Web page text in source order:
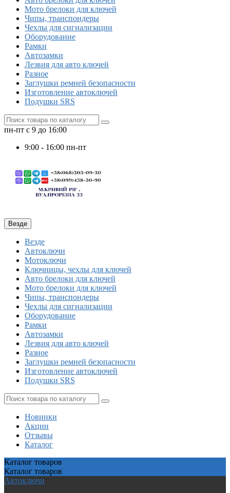
Мото брелоки для ключей
Чипы, транспондеры
Чехлы для сигнализации
Оборудование
Рамки
Автозамки
Лезвия для авто ключей
Разное
Заглушки ремней безопасности
Изготовление автоключей
Подушки SRS
пн-пт с 9 до 16:00
9:00 - 16:00 пн-пт
Везде
Везде
Автоключи
Мотоключи
Ключницы, чехлы для ключей
Авто брелоки для ключей
Мото брелоки для ключей
Чипы, транспондеры
Чехлы для сигнализации
Оборудование
Рамки
Автозамки
Лезвия для авто ключей
Разное
Заглушки ремней безопасности
Изготовление автоключей
Подушки SRS
Новинки
Акции
Отзывы
Каталог
Каталог товаров
Каталог товаров
Автоключи